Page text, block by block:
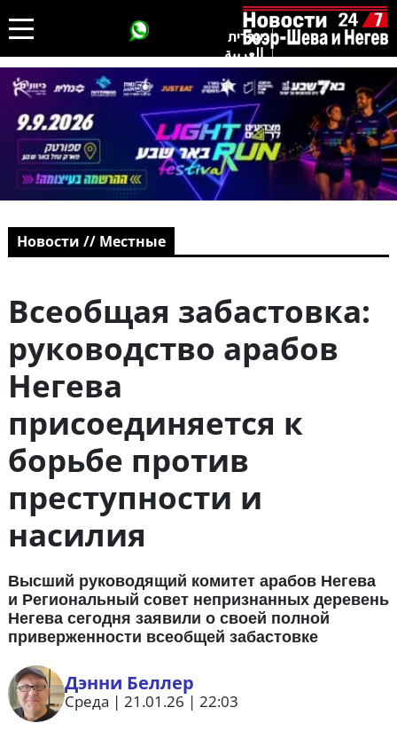
עברית
العربية
Новости // Местные
Всеобщая забастовка:
руководство арабов
Негева
присоединяется к
борьбе против
преступности и
насилия
Высший руководящий комитет арабов Негева
и Региональный совет непризнанных деревень
Негева сегодня заявили о своей полной
приверженности всеобщей забастовке
Дэнни Беллер
Среда | 21.01.26 | 22:03